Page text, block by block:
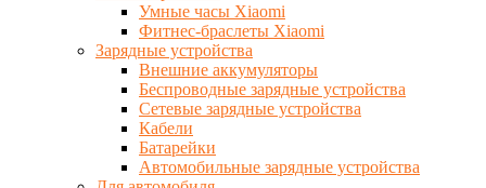
Умные часы Xiaomi
Фитнес-браслеты Xiaomi
Зарядные устройства
Внешние аккумуляторы
Беспроводные зарядные устройства
Сетевые зарядные устройства
Кабели
Батарейки
Автомобильные зарядные устройства